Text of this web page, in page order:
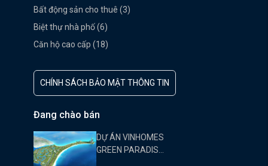
Bất động sản cho thuê (3)
Biệt thự nhà phố (6)
Căn hộ cao cấp (18)
CHÍNH SÁCH BẢO MẬT THÔNG TIN
Đang chào bán
DỰ ÁN VINHOMES
GREEN PARADISE